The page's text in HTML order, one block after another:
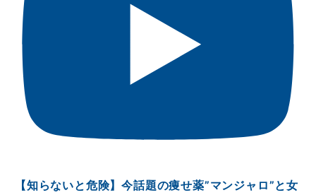
【知らないと危険】今話題の痩せ薬”マンジャロ”と女